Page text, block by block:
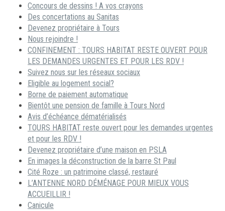
Concours de dessins ! A vos crayons
Des concertations au Sanitas
Devenez propriétaire à Tours
Nous rejoindre !
CONFINEMENT : TOURS HABITAT RESTE OUVERT POUR
LES DEMANDES URGENTES ET POUR LES RDV !
Suivez nous sur les réseaux sociaux
Eligible au logement social?
Borne de paiement automatique
Bientôt une pension de famille à Tours Nord
Avis d’échéance dématérialisés
TOURS HABITAT reste ouvert pour les demandes urgentes
et pour les RDV !
Devenez propriétaire d’une maison en PSLA
En images la déconstruction de la barre St Paul
Cité Roze : un patrimoine classé, restauré
L’ANTENNE NORD DÉMÉNAGE POUR MIEUX VOUS
ACCUEILLIR !
Canicule